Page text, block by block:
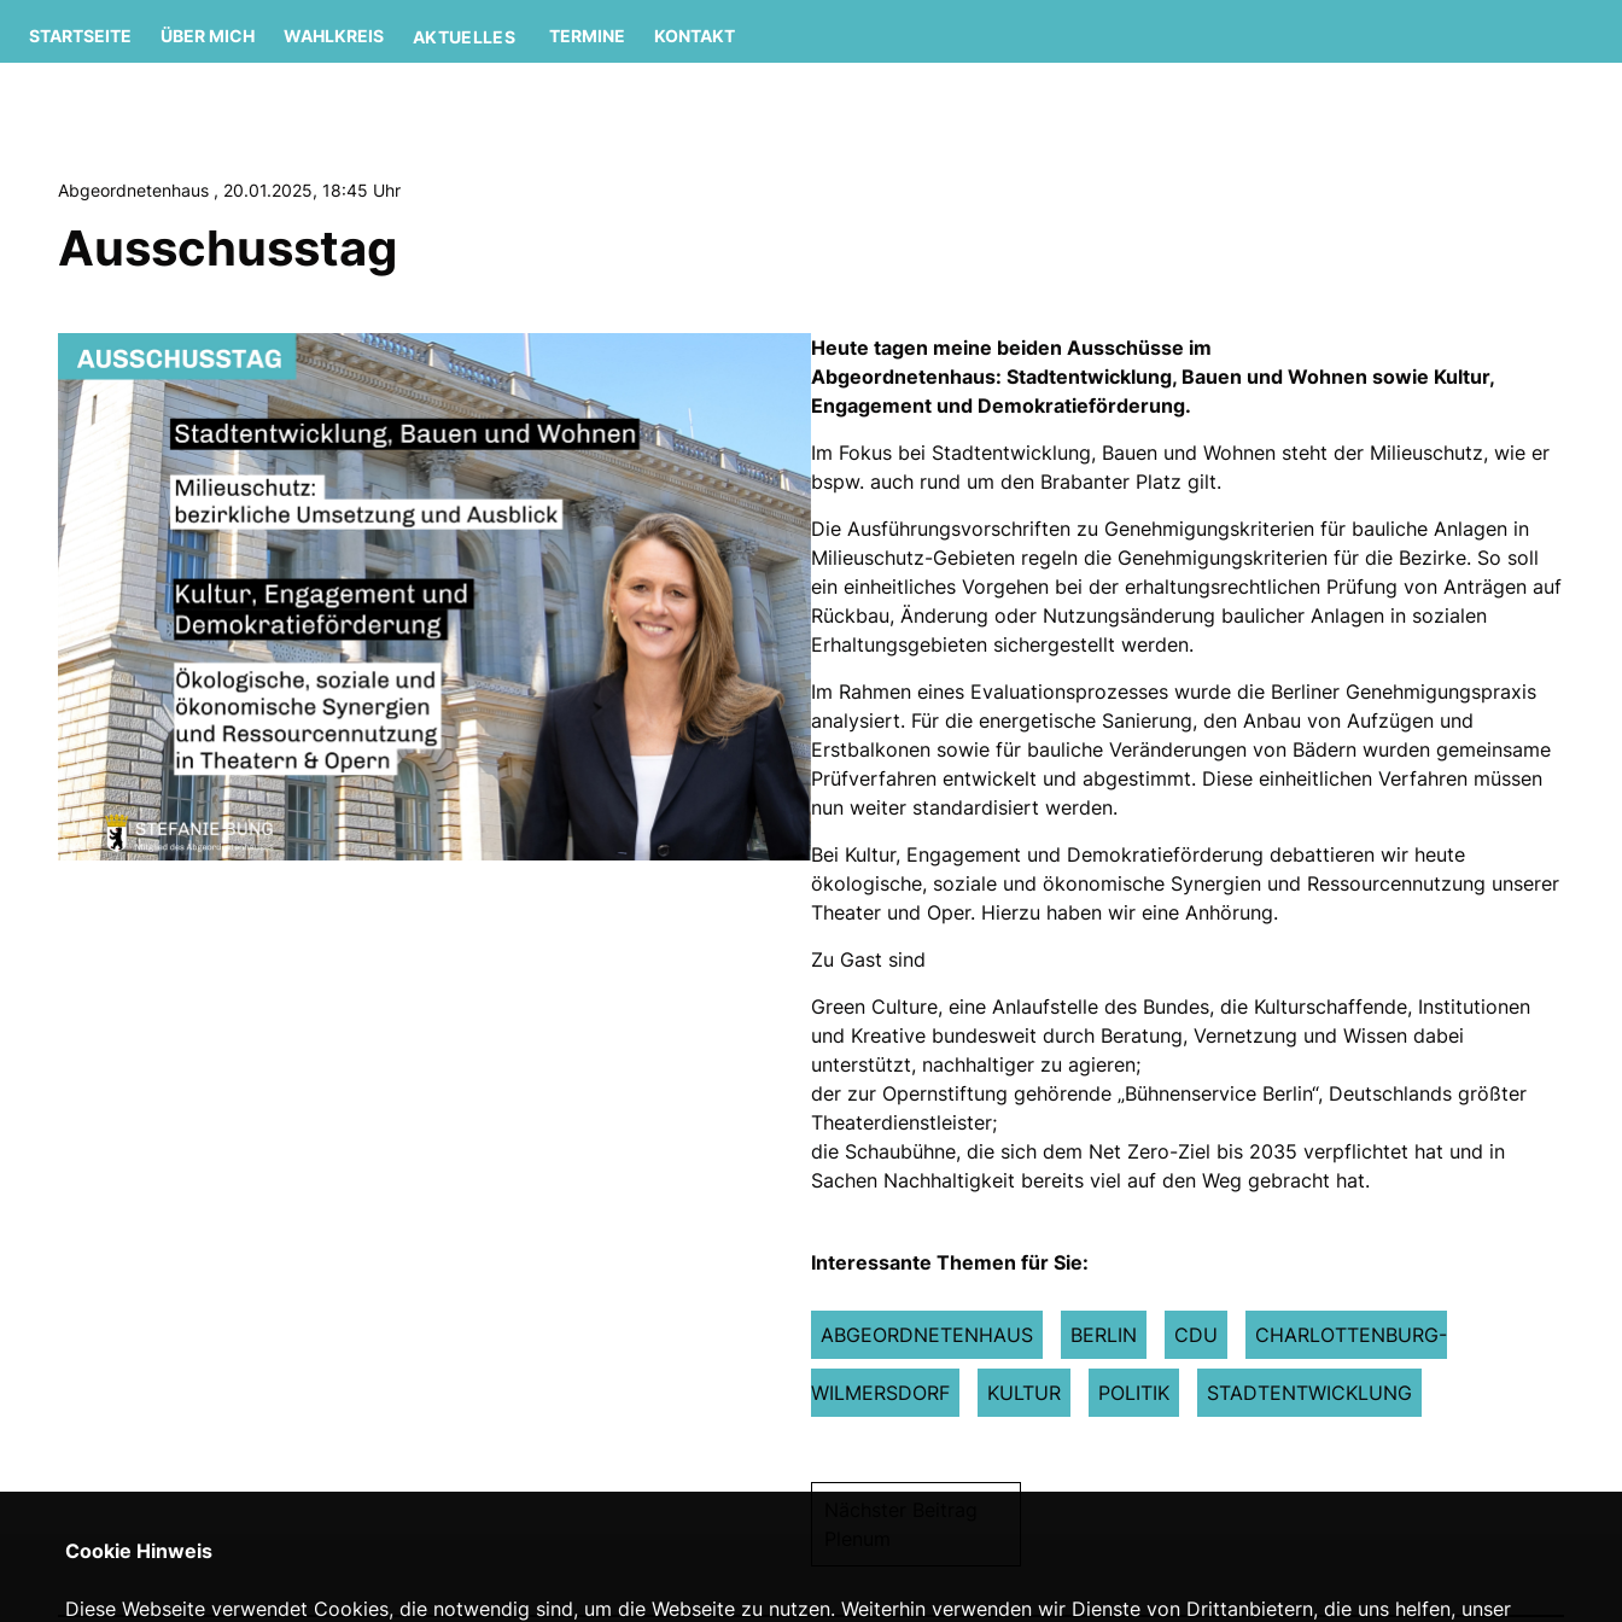
STARTSEITE ÜBER MICH WAHLKREIS AKTUELLES TERMINE KONTAKT
Abgeordnetenhaus , 20.01.2025, 18:45 Uhr
Ausschusstag
Heute tagen meine beiden Ausschüsse im
Abgeordnetenhaus: Stadtentwicklung, Bauen und Wohnen sowie Kultur,
Engagement und Demokratieförderung.
Im Fokus bei Stadtentwicklung, Bauen und Wohnen steht der Milieuschutz, wie er
bspw. auch rund um den Brabanter Platz gilt.
Die Ausführungsvorschriften zu Genehmigungskriterien für bauliche Anlagen in
Milieuschutz-Gebieten regeln die Genehmigungskriterien für die Bezirke. So soll
ein einheitliches Vorgehen bei der erhaltungsrechtlichen Prüfung von Anträgen auf
Rückbau, Änderung oder Nutzungsänderung baulicher Anlagen in sozialen
Erhaltungsgebieten sichergestellt werden.
Im Rahmen eines Evaluationsprozesses wurde die Berliner Genehmigungspraxis
analysiert. Für die energetische Sanierung, den Anbau von Aufzügen und
Erstbalkonen sowie für bauliche Veränderungen von Bädern wurden gemeinsame
Prüfverfahren entwickelt und abgestimmt. Diese einheitlichen Verfahren müssen
nun weiter standardisiert werden.
Bei Kultur, Engagement und Demokratieförderung debattieren wir heute
ökologische, soziale und ökonomische Synergien und Ressourcennutzung unserer
Theater und Oper. Hierzu haben wir eine Anhörung.
Zu Gast sind
Green Culture, eine Anlaufstelle des Bundes, die Kulturschaffende, Institutionen
und Kreative bundesweit durch Beratung, Vernetzung und Wissen dabei
unterstützt, nachhaltiger zu agieren;
der zur Opernstiftung gehörende „Bühnenservice Berlin“, Deutschlands größter
Theaterdienstleister;
die Schaubühne, die sich dem Net Zero-Ziel bis 2035 verpflichtet hat und in
Sachen Nachhaltigkeit bereits viel auf den Weg gebracht hat.
Interessante Themen für Sie:
ABGEORDNETENHAUS BERLIN CDU CHARLOTTENBURG-
WILMERSDORF KULTUR POLITIK STADTENTWICKLUNG
Cookie Hinweis
Diese Webseite verwendet Cookies, die notwendig sind, um die Webseite zu nutzen. Weiterhin verwenden wir Dienste von Drittanbietern, die uns helfen, unser